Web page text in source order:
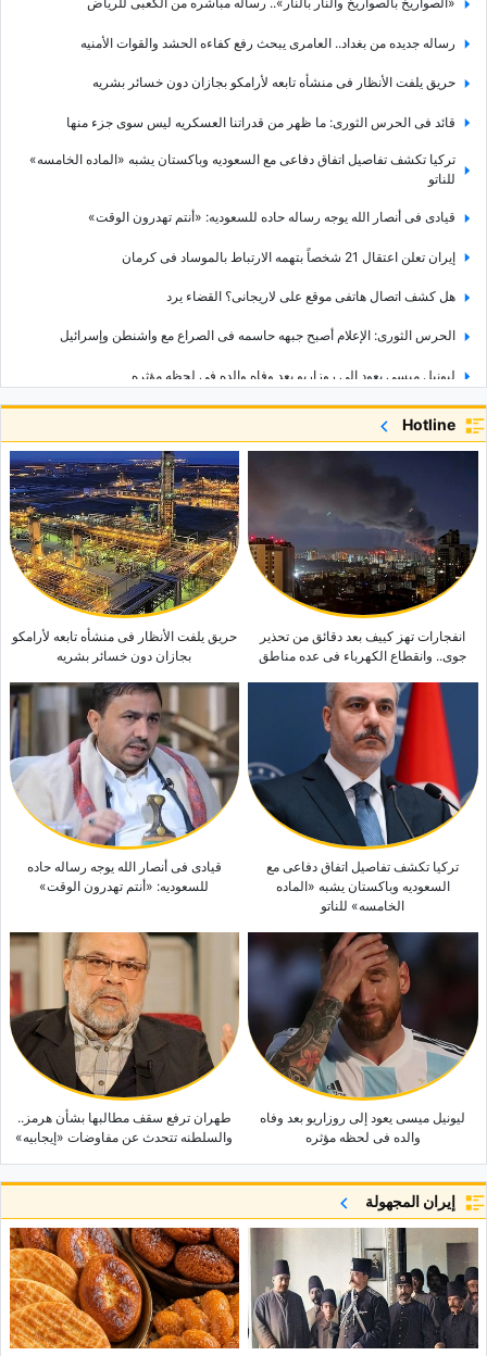
رساله جدیده من بغداد.. العامری یبحث رفع کفاءه الحشد والقوات الأمنیه
حریق یلفت الأنظار فی منشأه تابعه لأرامکو بجازان دون خسائر بشریه
قائد فی الحرس الثوری: ما ظهر من قدراتنا العسکریه لیس سوى جزء منها
ترکیا تکشف تفاصیل اتفاق دفاعی مع السعودیه وباکستان یشبه «الماده الخامسه»
للناتو
قیادی فی أنصار الله یوجه رساله حاده للسعودیه: «أنتم تهدرون الوقت»
إیران تعلن اعتقال 21 شخصاً بتهمه الارتباط بالموساد فی کرمان
هل کشف اتصال هاتفی موقع علی لاریجانی؟ القضاء یرد
الحرس الثوری: الإعلام أصبح جبهه حاسمه فی الصراع مع واشنطن وإسرائیل
لیونیل میسی یعود إلى روزاریو بعد وفاه والده فی لحظه مؤثره
وزیر الخارجیه الإیرانی الأسبق یطرح مجدداً فکره «الدفاع الجماعی» بین الدول
الإسلامیه
طهران ترفع سقف مطالبها بشأن هرمز.. والسلطنه تتحدث عن مفاوضات «إیجابیه»
فانس یکشف تفاصیل المفاوضات مع إیران بشأن مضیق هرمز: «لا نثق ونُدقّق»
قائد القیاده المرکزیه الأمریکیه یصل إلى تل أبیب فی زیاره لافته
Hotline
انفجارات تهز کییف بعد دقائق من تحذیر
جوی.. وانقطاع الکهرباء فی عده مناطق
حریق یلفت الأنظار فی منشأه تابعه لأرامکو
بجازان دون خسائر بشریه
ترکیا تکشف تفاصیل اتفاق دفاعی مع
السعودیه وباکستان یشبه «الماده
الخامسه» للناتو
قیادی فی أنصار الله یوجه رساله حاده
للسعودیه: «أنتم تهدرون الوقت»
لیونیل میسی یعود إلى روزاریو بعد وفاه
والده فی لحظه مؤثره
طهران ترفع سقف مطالبها بشأن هرمز..
والسلطنه تتحدث عن مفاوضات «إیجابیه»
إيران المجهولة